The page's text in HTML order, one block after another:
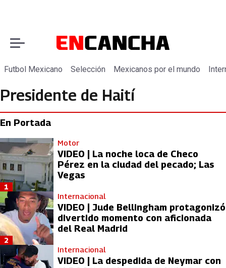
Futbol Mexicano Selección Mexicanos por el mundo
Presidente de Haití
En Portada
Motor
VIDEO | La noche loca de Checo
Pérez en la ciudad del pecado; Las
Vegas
1
Internacional
VIDEO | Jude Bellingham protagonizó
divertido momento con aficionada
del Real Madrid
2
Internacional
VIDEO | La despedida de Neymar con